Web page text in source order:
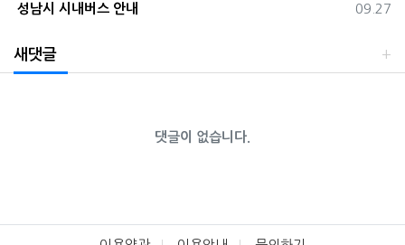
등록일
09.27
성남시 시내버스 안내
새댓글
댓글이 없습니다.